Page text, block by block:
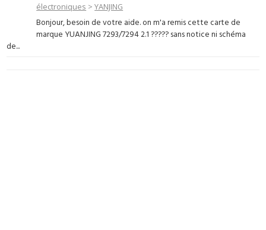
électroniques >YANJING
Bonjour, besoin de votre aide. on m'a remis cette carte de
marque YUANJING 7293/7294 2.1 ????? sans notice ni schéma
de...